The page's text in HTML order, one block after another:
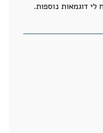
דוגמאות נוספות.